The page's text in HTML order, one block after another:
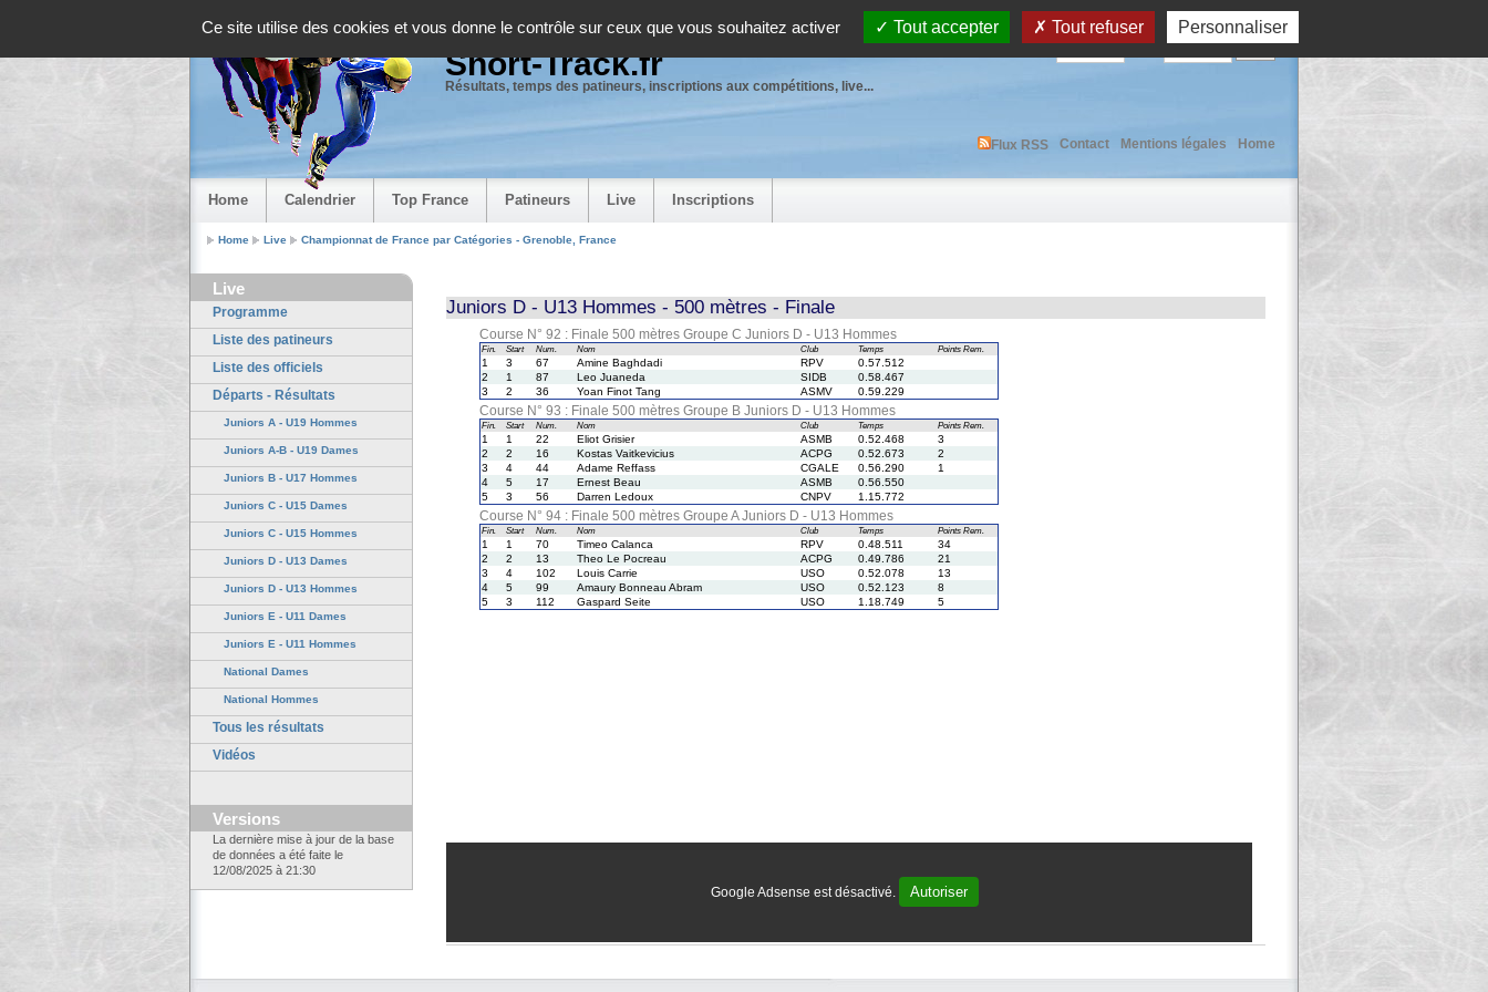
Ce site utilise des cookies et vous donne le contrôle sur ceux que vous souhaitez activer Tout accepter Tout refuser Personnaliser
Short-Track.fr
Résultats, temps des patineurs, inscriptions aux compétitions, live...
Home
Mentions légales
Contact
Flux RSS
Home Calendrier Top France Patineurs Live Inscriptions
Home Live Championnat de France par Catégories - Grenoble, France
Live
Programme
Liste des patineurs
Liste des officiels
Départs - Résultats
Juniors A - U19 Hommes
Juniors A-B - U19 Dames
Juniors B - U17 Hommes
Juniors C - U15 Dames
Juniors C - U15 Hommes
Juniors D - U13 Dames
Juniors D - U13 Hommes
Juniors E - U11 Dames
Juniors E - U11 Hommes
National Dames
National Hommes
Tous les résultats
Vidéos
Versions
La dernière mise à jour de la base
de données a été faite le
12/08/2025 à 21:30
Juniors D - U13 Hommes - 500 mètres - Finale
Course N° 92 : Finale 500 mètres Groupe C Juniors D - U13 Hommes
Fin. Start Num. Nom Club Temps Points Rem.
1 3 67 Amine Baghdadi RPV
0.57.512
2
1 87 Leo Juaneda SIDB
0.58.467
3
2 36 Yoan Finot Tang ASMV 0.59.229
Course N° 93 : Finale 500 mètres Groupe B Juniors D - U13 Hommes
Fin. Start Num. Nom Club Temps Points Rem.
1 1 22 Eliot Grisier ASMB 0.52.468
3
2
2 16 Kostas Vaitkevicius ACPG 0.52.673
2
3
4 44 Adame Reffass CGALE 0.56.290
1
4
5 17 Ernest Beau ASMB
0.56.550
5
3 56 Darren Ledoux CNPV 1.15.772
Course N° 94 : Finale 500 mètres Groupe A Juniors D - U13 Hommes
Fin. Start Num. Nom Club Temps Points Rem.
1 1 70 Timeo Calanca RPV 0.48.511
34
2
2 13 Theo Le Pocreau ACPG 0.49.786
21
3
4 102 Louis Carrie USO 0.52.078
13
4
5 99 Amaury Bonneau Abram USO 0.52.123
8
5
3 112 Gaspard Seite USO 1.18.749 5
Google Adsense est désactivé. Autoriser